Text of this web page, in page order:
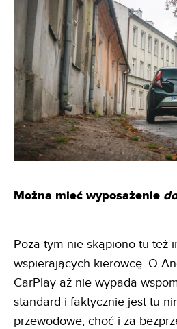
Można mieć wyposażenie
Poza tym nie skąpiono tu też
wspierających kierowcę. O
CarPlay aż nie wypada
standard i faktycznie jest tu
przewodowe, choć i za